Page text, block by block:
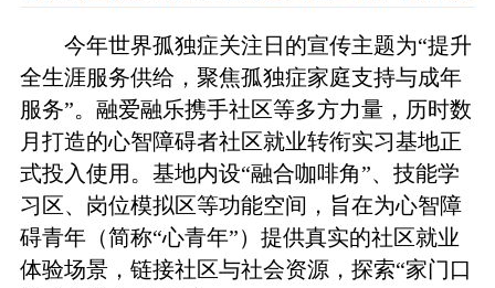
今年世界孤独症关注日的宣传主题为“提升
全生涯服务供给，聚焦孤独症家庭支持与成年
服务”。融爱融乐携手社区等多方力量，历时数
月打造的心智障碍者社区就业转衔实习基地正
式投入使用。基地内设“融合咖啡角”、技能学
习区、岗位模拟区等功能空间，旨在为心智障
碍青年（简称“心青年”）提供真实的社区就业
体验场景，链接社区与社会资源，探索“家门口